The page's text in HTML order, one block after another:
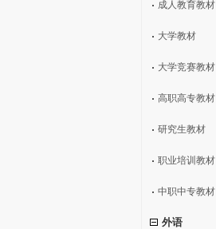
成人教育教材
大学教材
大学竞赛教材
高职高专教材
研究生教材
职业培训教材
中职中专教材
外语